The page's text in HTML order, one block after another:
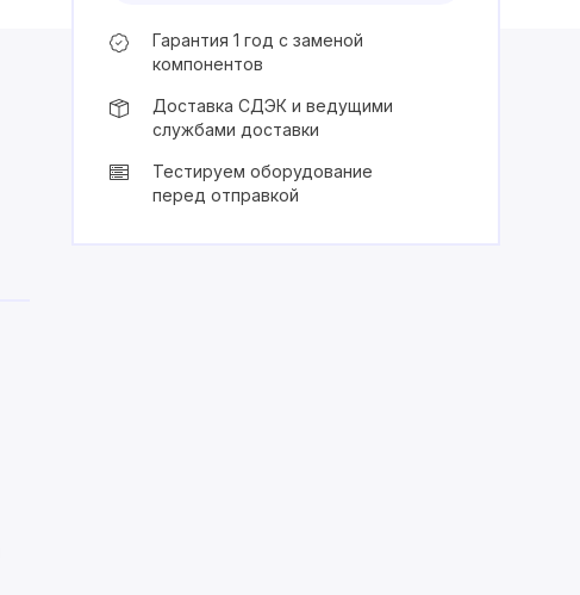
Гарантия 1 год с заменой
компонентов
Доставка СДЭК и ведущими
службами доставки
Тестируем оборудование
перед отправкой